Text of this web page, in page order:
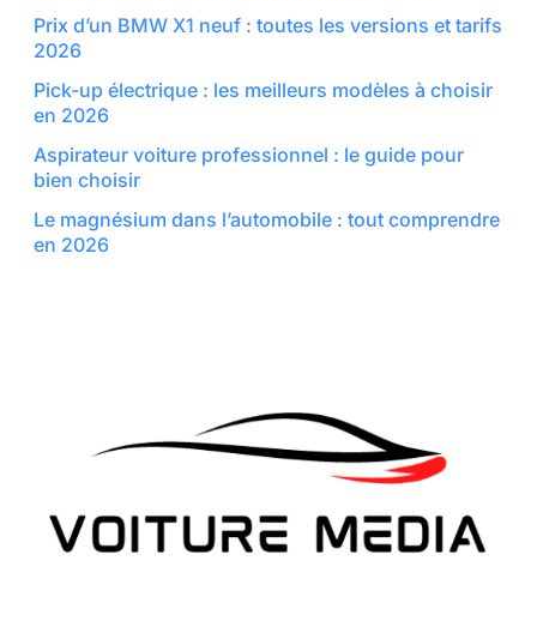
Prix d’un BMW X1 neuf : toutes les versions et tarifs
2026
Pick-up électrique : les meilleurs modèles à choisir
en 2026
Aspirateur voiture professionnel : le guide pour
bien choisir
Le magnésium dans l’automobile : tout comprendre
en 2026